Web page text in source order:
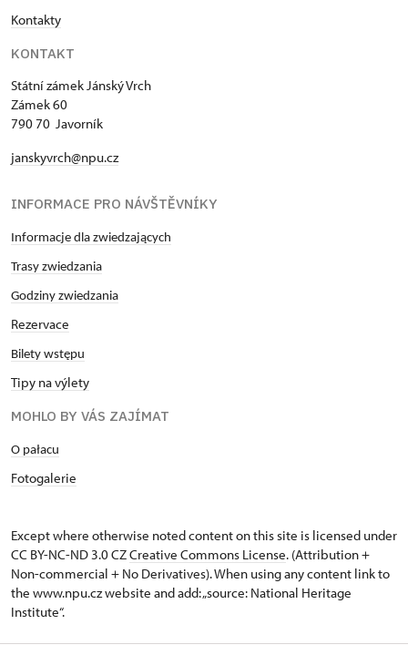
Kontakty
KONTAKT
Státní zámek Jánský Vrch
Zámek 60
790 70 Javorník
janskyvrch@npu.cz
INFORMACE PRO NÁVŠTĚVNÍKY
Informacje dla zwiedzających
Trasy zwiedzania
Godziny zwiedzania
Rezervace
Bilety wstępu
Tipy na výlety
MOHLO BY VÁS ZAJÍMAT
O pałacu
Fotogalerie
Except where otherwise noted content on this site is licensed under
CC BY-NC-ND 3.0 CZCreative Commons License. (Attribution +
Non-commercial + No Derivatives). When using any content link to
the www.npu.cz website and add: „source: National Heritage
Institute“.